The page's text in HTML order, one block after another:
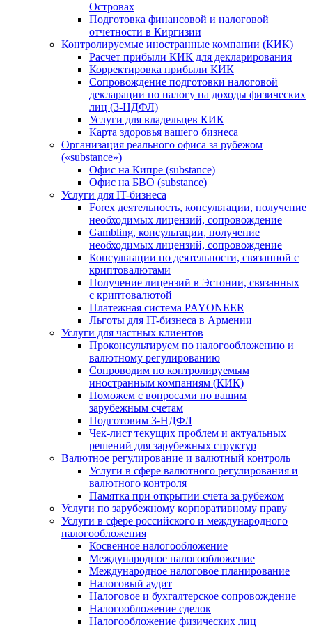
Островах
Подготовка финансовой и налоговой
отчетности в Киргизии
Контролируемые иностранные компании (КИК)
Расчет прибыли КИК для декларирования
Корректировка прибыли КИК
Сопровождение подготовки налоговой
декларации по налогу на доходы физических
лиц (3-НДФЛ)
Услуги для владельцев КИК
Карта здоровья вашего бизнеса
Организация реального офиса за рубежом
(«substance»)
Офис на Кипре (substance)
Офис на БВО (substance)
Услуги для IT-бизнеса
Forex деятельность, консультации, получение
необходимых лицензий, сопровождение
Gambling, консультации, получение
необходимых лицензий, сопровождение
Консультации по деятельности, связанной с
криптовалютами
Получение лицензий в Эстонии, связанных
с криптовалютой
Платежная система PAYONEER
Льготы для IT-бизнеса в Армении
Услуги для частных клиентов
Проконсультируем по налогообложению и
валютному регулированию
Сопроводим по контролируемым
иностранным компаниям (КИК)
Поможем с вопросами по вашим
зарубежным счетам
Подготовим 3-НДФЛ
Чек-лист текущих проблем и актуальных
решений для зарубежных структур
Валютное регулирование и валютный контроль
Услуги в сфере валютного регулирования и
валютного контроля
Памятка при открытии счета за рубежом
Услуги по зарубежному корпоративному праву
Услуги в сфере российского и международного
налогообложения
Косвенное налогообложение
Международное налогообложение
Международное налоговое планирование
Налоговый аудит
Налоговое и бухгалтерское сопровождение
Налогообложение сделок
Налогообложение физических лиц